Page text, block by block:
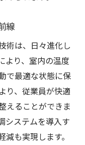
線
術は、日々進化し
より、室内の温度
で最適な状態に保
り、従業員が快適
えることができま
システムを導入す
も実現します。